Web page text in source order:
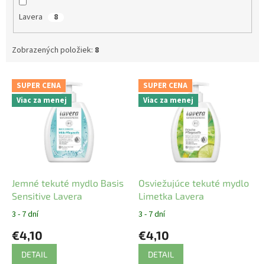
Lavera 8
Zobrazených položiek: 8
V
p
SUPER CENA
Viac za menej
Jemné tekuté mydlo Basis
Sensitive Lavera
3 - 7 dní
€4,10
DETAIL
SUPER CENA
Viac za menej
Osviežujúce tekuté mydlo
Limetka Lavera
3 - 7 dní
€4,10
DETAIL